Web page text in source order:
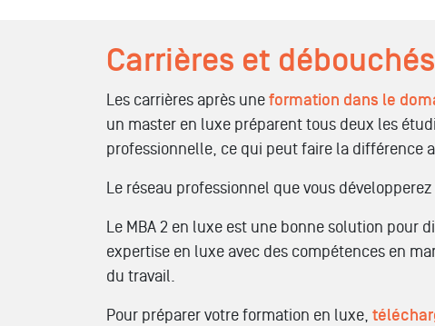
Carrières et
Les carrières après une formation dans le
un master en luxe préparent tous deux les
professionnelle, ce qui peut faire la différence
Le réseau professionnel que vous
Le MBA 2 en luxe est une bonne solution pour
expertise en luxe avec des compétences en
du travail.
Pour préparer votre formation en luxe,